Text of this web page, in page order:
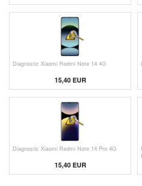
Diagnostic Xiaomi Redmi Note 14 4G
15,40 EUR
Diagnostic Xiaomi Redmi Note 14 Pro 4G
15,40 EUR